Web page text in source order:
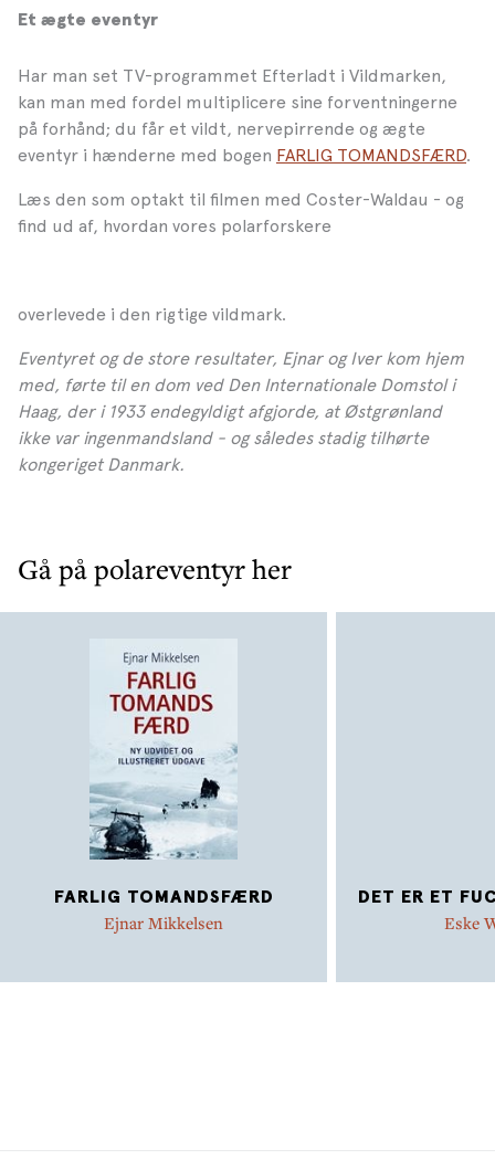
Et ægte eventyr
Har man set TV-programmet Efterladt i Vildmarken,
kan man med fordel multiplicere sine forventningerne
på forhånd; du får et vildt, nervepirrende og ægte
eventyr i hænderne med bogen FARLIG TOMANDSFÆRD.
Læs den som optakt til filmen med Coster-Waldau - og
find ud af, hvordan vores polarforskere
overlevede i den rigtige vildmark.
Eventyret og de store resultater, Ejnar og Iver kom hjem
med, førte til en dom ved Den Internationale Domstol i
Haag, der i 1933 endegyldigt afgjorde, at Østgrønland
ikke var ingenmandsland - og således stadig tilhørte
kongeriget Danmark.
Gå på polareventyr her
FARLIG TOMANDSFÆRD
Ejnar Mikkelsen
DET ER ET
Eske